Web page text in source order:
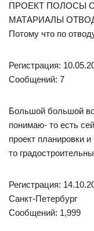
ПРОЕКТ ПОЛОСЫ
МАТАРИАЛЫ
Потому что по
Регистрация:
Сообщений: 7
Большой большой
понимаю- то есть
проект планировки
то
Регистрация:
Санкт-Петербург
Сообщений: 1,999